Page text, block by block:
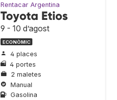
Rentacar Argentina
Toyota Etios
9 - 10 d’agost
ECONÒMIC
4 places
4 portes
2 maletes
Manual
Gasolina